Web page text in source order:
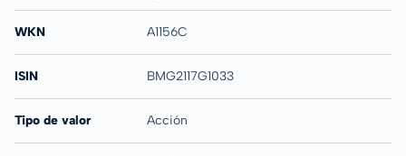
WKN A1156C
ISIN BMG2117G1033
Tipo de valor Acción